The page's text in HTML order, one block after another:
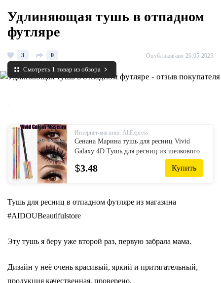
Удлиняющая тушь в отпадном
футляре
3 0 Опубликовано 26.05.2023
Смотреть 1 товар из обзора
Интернет-магазин: AliExpress
Сенана Марина тушь для ресниц Vivid
Galaxy 4D Тушь для ресниц из шелкового
волокна Толстая Удлиняющая Тушь для
ресниц Длинная черная ресница для
$3.48 Купить
Тушь для ресниц в отпадном футляре из магазина
#AIDOUBeautifulstore
Эту тушь я беру уже второй раз, первую забрала мама.
Дизайн у неё очень красивый, яркий и притягательный,
продукция качественная, проверено.